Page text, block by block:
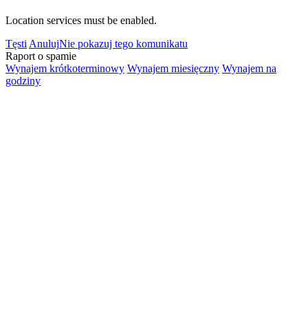
Location services must be enabled.
Tęsti AnulujNie pokazuj tego komunikatu
Raport o spamie
Wynajem krótkoterminowy Wynajem miesięczny Wynajem na
godziny